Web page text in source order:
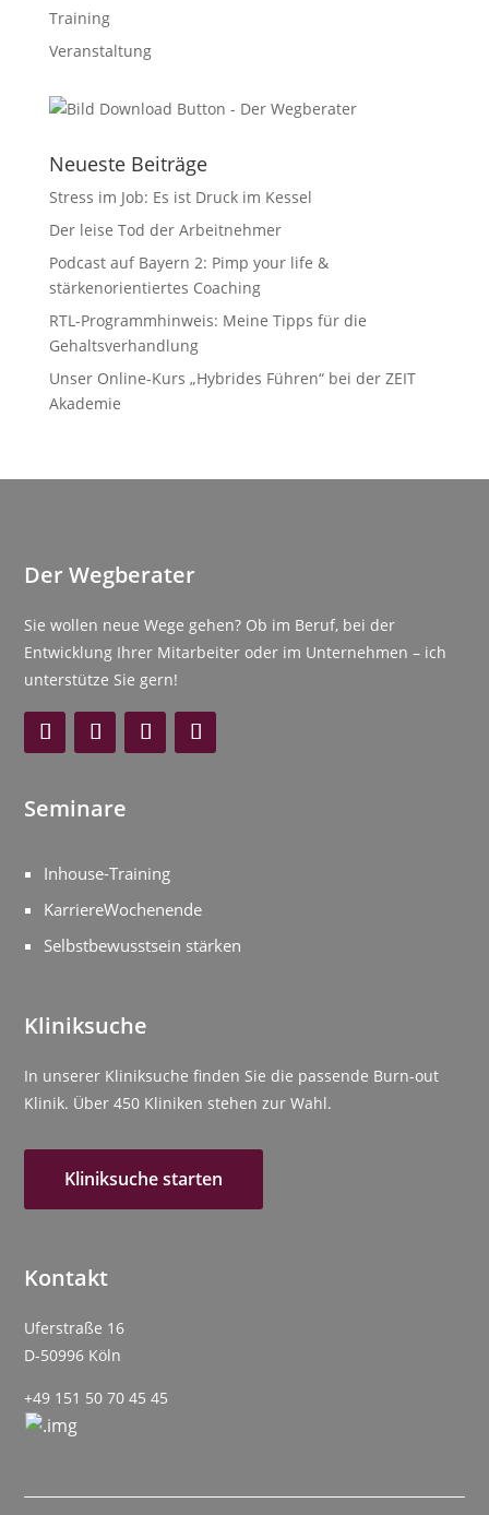
Training
Veranstaltung
Neueste Beiträge
Stress im Job: Es ist Druck im Kessel
Der leise Tod der Arbeitnehmer
Podcast auf Bayern 2: Pimp your life &
stärkenorientiertes Coaching
RTL-Programmhinweis: Meine Tipps für die
Gehaltsverhandlung
Unser Online-Kurs „Hybrides Führen“ bei der ZEIT
Akademie
Der Wegberater
Sie wollen neue Wege gehen? Ob im Beruf, bei der
Entwicklung Ihrer Mitarbeiter oder im Unternehmen – ich
unterstütze Sie gern!
Seminare
Inhouse-Training
KarriereWochenende
Selbstbewusstsein stärken
Kliniksuche
In unserer Kliniksuche finden Sie die passende Burn-out
Klinik. Über 450 Kliniken stehen zur Wahl.
Kliniksuche starten
Kontakt
Uferstraße 16
D-50996 Köln
+49 151 50 70 45 45